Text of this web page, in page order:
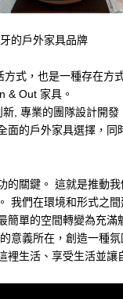
2951998
台南市安平區永華路
US
的戶外家具品牌
方式，也是一種存在方
& Out 家具。
, 專業的團隊設計開發
面的戶外家具選擇，同
的關鍵。 這就是推動
我們在環境和形式之
簡單的空間轉變為充滿
意義所在，創造一種
裡生活、享受生活並讓